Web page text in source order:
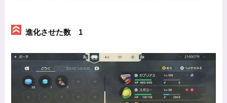
進化させた数 1